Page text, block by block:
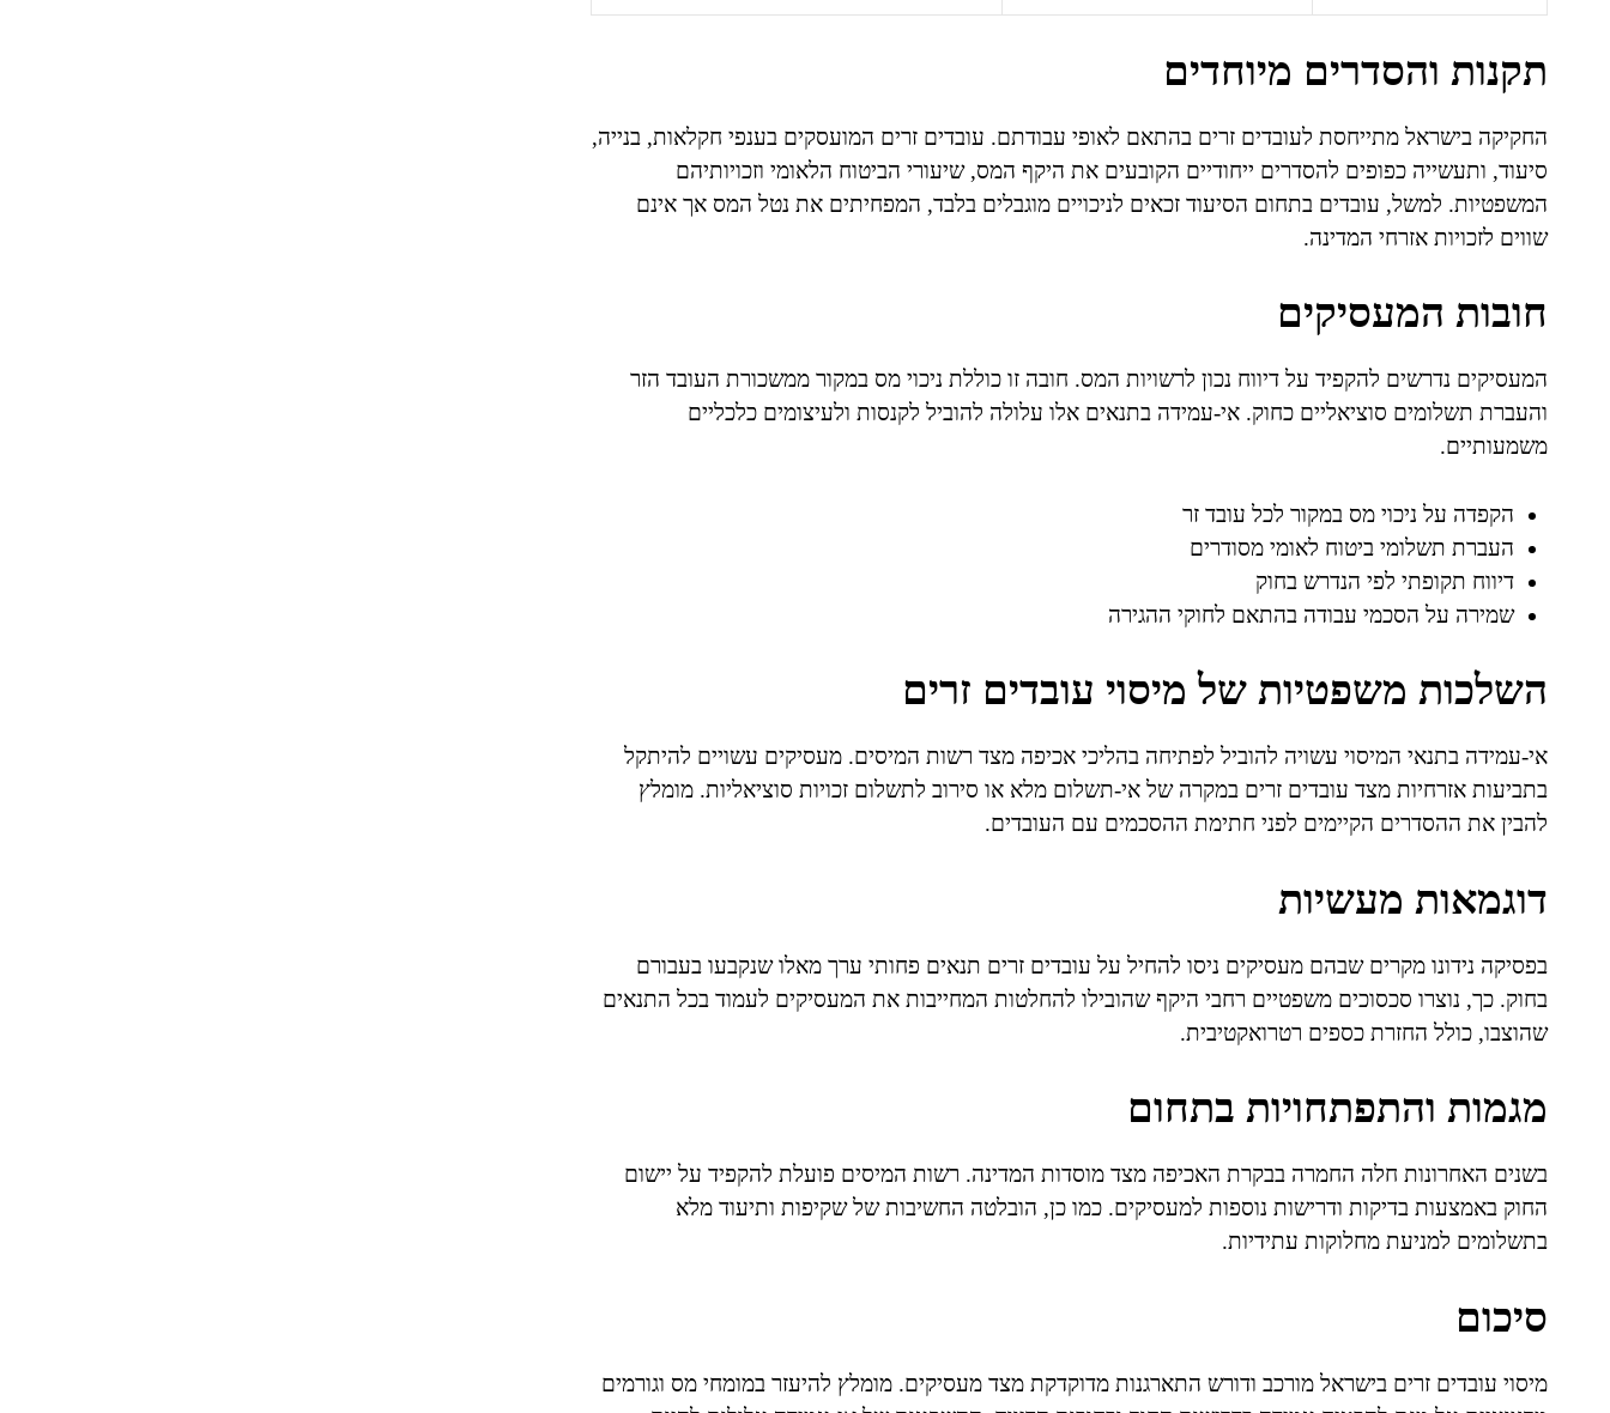
תקנות והסדרים מיוחדים
החקיקה בישראל מתייחסת לעובדים זרים בהתאם לאופי עבודתם. עובדים זרים המועסקים בענפי חקלאות, בנייה,
סיעוד, ותעשייה כפופים להסדרים ייחודיים הקובעים את היקף המס, שיעורי הביטוח הלאומי וזכויותיהם
המשפטיות. למשל, עובדים בתחום הסיעוד זכאים לניכויים מוגבלים בלבד, המפחיתים את נטל המס אך אינם
שווים לזכויות אזרחי המדינה.
חובות המעסיקים
המעסיקים נדרשים להקפיד על דיווח נכון לרשויות המס. חובה זו כוללת ניכוי מס במקור ממשכורת העובד הזר
והעברת תשלומים סוציאליים כחוק. אי-עמידה בתנאים אלו עלולה להוביל לקנסות ולעיצומים כלכליים
משמעותיים.
הקפדה על ניכוי מס במקור לכל עובד זר
העברת תשלומי ביטוח לאומי מסודרים
דיווח תקופתי לפי הנדרש בחוק
שמירה על הסכמי עבודה בהתאם לחוקי ההגירה
השלכות משפטיות של מיסוי עובדים זרים
אי-עמידה בתנאי המיסוי עשויה להוביל לפתיחה בהליכי אכיפה מצד רשות המיסים. מעסיקים עשויים להיתקל
בתביעות אזרחיות מצד עובדים זרים במקרה של אי-תשלום מלא או סירוב לתשלום זכויות סוציאליות. מומלץ
להבין את ההסדרים הקיימים לפני חתימת ההסכמים עם העובדים.
דוגמאות מעשיות
בפסיקה נידונו מקרים שבהם מעסיקים ניסו להחיל על עובדים זרים תנאים פחותי ערך מאלו שנקבעו בעבורם
בחוק. כך, נוצרו סכסוכים משפטיים רחבי היקף שהובילו להחלטות המחייבות את המעסיקים לעמוד בכל התנאים
שהוצבו, כולל החזרת כספים רטרואקטיבית.
מגמות והתפתחויות בתחום
בשנים האחרונות חלה החמרה בבקרת האכיפה מצד מוסדות המדינה. רשות המיסים פועלת להקפיד על יישום
החוק באמצעות בדיקות ודרישות נוספות למעסיקים. כמו כן, הובלטה החשיבות של שקיפות ותיעוד מלא
בתשלומים למניעת מחלוקות עתידיות.
סיכום
מיסוי עובדים זרים בישראל מורכב ודורש התארגנות מדוקדקת מצד מעסיקים. מומלץ להיעזר במומחי מס וגורמים